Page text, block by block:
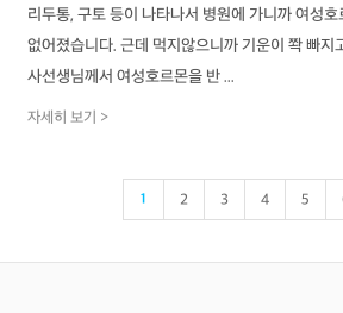
리두통, 구토 등이 나타나서 병원에 가니까 여성
없어졌습니다. 근데 먹지않으니까 기운이 쫙 빠
사선생님께서 여성호르몬을 반 ...
자세히 보기 >
1 2 3 4 5